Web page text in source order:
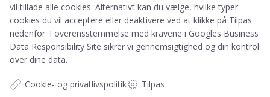
Barnets bog
Invitationer
Navnelapper
Milepælskort
vil tillade alle cookies. Alternativt kan du vælge, hvilke typer
cookies du vil acceptere eller deaktivere ved at klikke på Tilpas
nedenfor. I overensstemmelse med kravene i Googles Business
Data Responsibility Site sikrer vi gennemsigtighed og din kontrol
over dine data.
Cookie- og privatlivspolitik Tilpas